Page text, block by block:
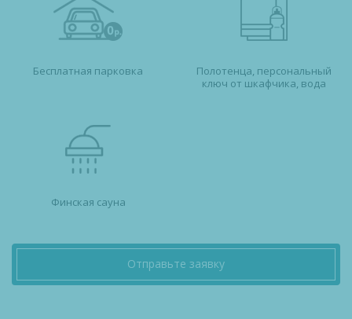
Бесплатная парковка
Полотенца, персональный
ключ от шкафчика, вода
Финская сауна
Отправьте заявку